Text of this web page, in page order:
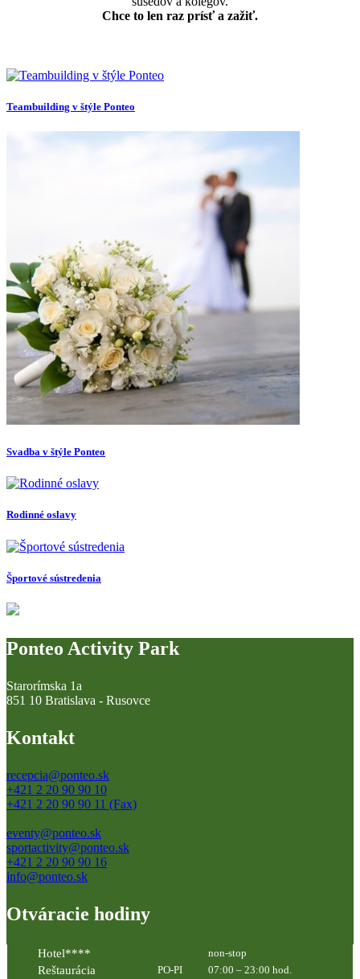
Chce to len raz prísť a zažiť.
Teambuilding v štýle Ponteo
Svadba v štýle Ponteo
Rodinné oslavy
Športové sústredenia
Ponteo Activity Park
Starorímska 1a
851 10 Bratislava - Rusovce
Kontakt
recepcia@ponteo.sk
+421 2 20 90 90 10
+421 2 20 90 90 11 (Fax)
eventy@ponteo.sk
sportactivity@ponteo.sk
+421 2 20 90 90 16
info@ponteo.sk
Otváracie hodiny
Hotel**** non-stop
Reštaurácia PO-PI
07:00 – 23:00 hod.